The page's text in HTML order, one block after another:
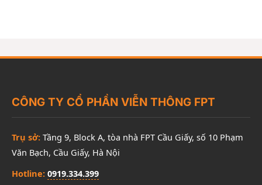
CÔNG TY CỔ PHẦN VIỄN THÔNG FPT
Trụ sở: Tầng 9, Block A, tòa nhà FPT Cầu Giấy, số 10 Phạm
Văn Bạch, Cầu Giấy, Hà Nội
Hotline: 0919.334.399